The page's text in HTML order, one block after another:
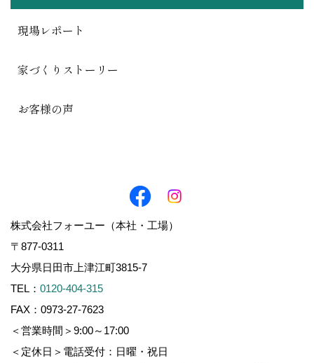
現場レポート
家づくりストーリー
お客様の声
株式会社フォーユー（本社・工場）
〒877-0311
大分県日田市上津江町3815-7
TEL： 0120-404-315
FAX：0973-27-7623
＜営業時間＞9:00～17:00
＜定休日＞電話受付：日曜・祝日